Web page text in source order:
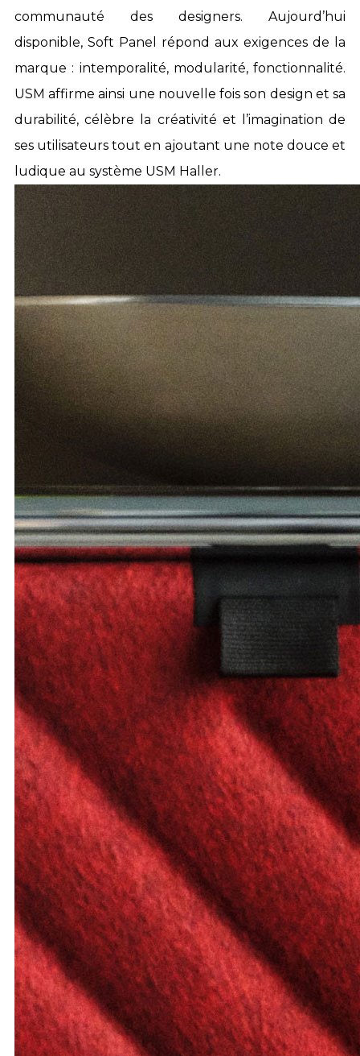
communauté des designers. Aujourd’hui
disponible, Soft Panel répond aux exigences de la
marque : intemporalité, modularité, fonctionnalité.
USM affirme ainsi une nouvelle fois son design et sa
durabilité, célèbre la créativité et l’imagination de
ses utilisateurs tout en ajoutant une note douce et
ludique au système USM Haller.